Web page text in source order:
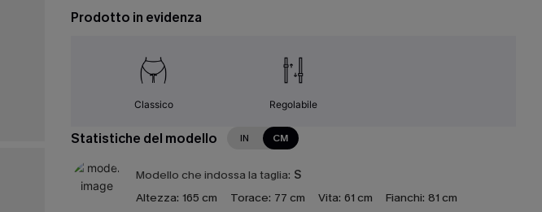
Prodotto in evidenza
Classico Regolabile
Statistiche del modello IN CM
Modello che indossa la taglia: S
Altezza: 165 cm Torace: 77 cm Vita: 61 cm Fianchi: 81 cm